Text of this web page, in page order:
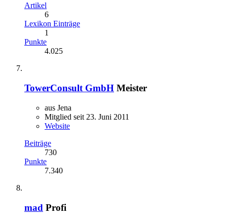
Artikel
6
Lexikon Einträge
1
Punkte
4.025
TowerConsult GmbH Meister
aus Jena
Mitglied seit 23. Juni 2011
Website
Beiträge
730
Punkte
7.340
mad Profi